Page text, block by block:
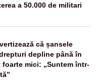
a 50.000 de militari
că șansele
depline până în
mici: „Suntem într-